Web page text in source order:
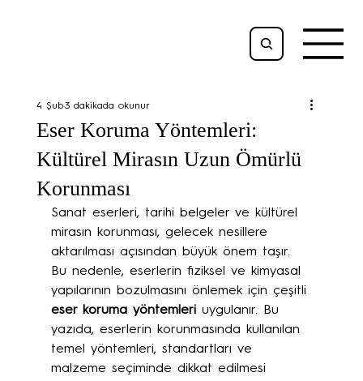
Eser Koruma Yöntemleri:
Kültürel Mirasın Uzun Ömürlü
Korunması
4 Şub3 dakikada okunur
Sanat eserleri, tarihi belgeler ve kültürel
mirasın korunması, gelecek nesillere
aktarılması açısından büyük önem taşır.
Bu nedenle, eserlerin fiziksel ve kimyasal
yapılarının bozulmasını önlemek için çeşitli
eser koruma yöntemleri uygulanır. Bu
yazıda, eserlerin korunmasında kullanılan
temel yöntemleri, standartları ve
malzeme seçiminde dikkat edilmesi